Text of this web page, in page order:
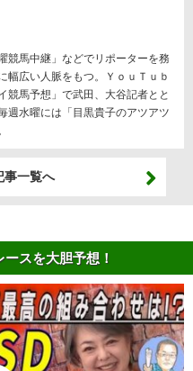
競馬中継」などでリポーターを務
幅広い人脈をもつ。ＹｏｕＴｕｂ
競馬予想」で武田、大谷記者とと
週水曜には「目黒貴子のアツアツ
事一覧へ
ースを大胆予想！